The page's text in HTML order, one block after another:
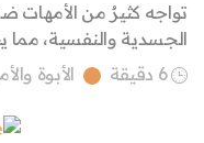
تواجه كثيرٌ من الأمهات
الجسدية والنفسية، مما
6 دقيقة
الأبوة